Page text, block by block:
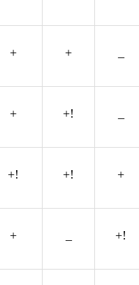
+
+
+ +!
+! +! +
+ +!